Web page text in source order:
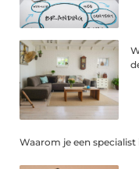
Waarom je een